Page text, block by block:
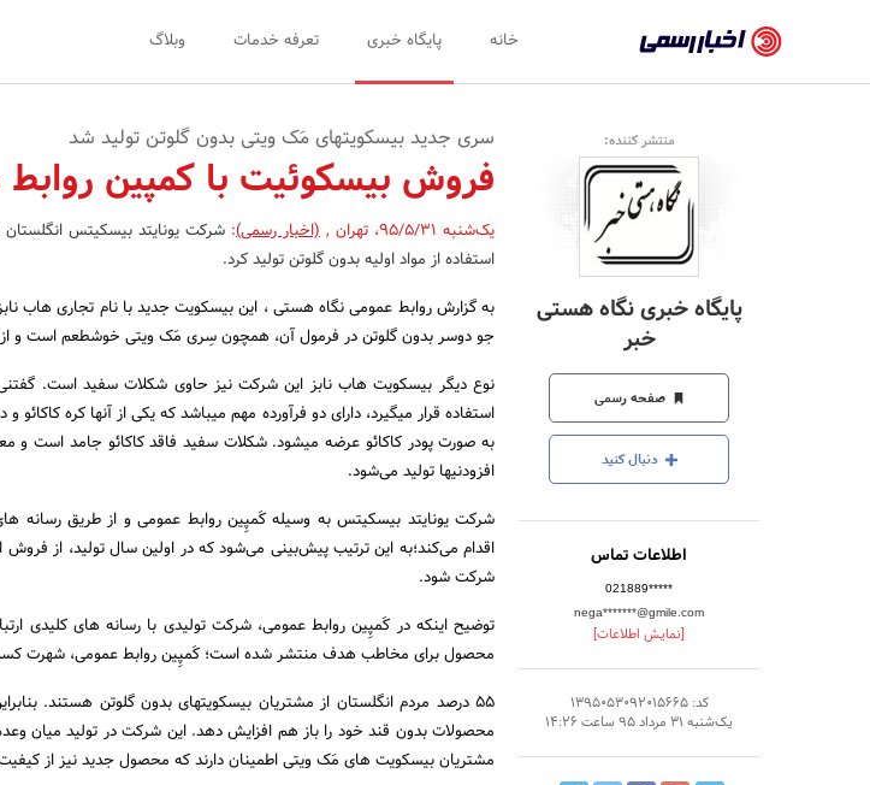
رسمی
-
اخبار
تایید
شده
شرکت‌ها،
سازمان‌ها
و
روابط
عمومی‌ها
خانه پایگاه خبری تعرفه خدمات وبلاگ
منتشر کننده:
پایگاه خبری نگاه هستی
خبر
صفحه رسمی
دنبال کنید
اطلاعات تماس
021889*****
nega*******@gmile.com
[نمایش اطلاعات]
کد: 1395053092015665
یک‌شنبه 31 مرداد 95 ساعت 14:26
سری جدید بیسکویت‏های مَک ویتی بدون گلوتن تولید شد
فروش بیسکوئیت با کمپین
یک‌شنبه 95/5/31 ، تهران , (اخبار رسمی): شرکت یونایتد بیسکیتس انگلستان
استفاده از مواد اولیه بدون گلوتن تولید کرد.
به گزارش روابط عمومی نگاه هستی ، این بیسکویت جدید با نام تجاری هاب‏
جو دوسر بدون گلوتن در فرمول آن، همچون سِری مَک ویتی خوش‏طعم است و از
نوع دیگر بیسکویت هاب‏ نابز این شرکت نیز حاوی شکلات سفید است. گفتنی
استفاده قرار می‏گیرد، دارای دو فرآورده مهم می‏باشد که یکی از آنها کره
به صورت پودر کاکائو عرضه می‏شود. شکلات سفید فاقد کاکائو جامد است و
افزودنی‏ها تولید می‌‏شود.
شرکت یونایتد بیسکیتس به وسیله کَمپِین روابط عمومی و از طریق
شرکت شود.
توضیح اینکه در کَمپِین روابط عمومی، شرکت تولیدی با رسانه ‏های کلیدی
محصول برای مخاطب هدف منتشر شده است؛ کَمپِین روابط عمومی، شهرت
55 درصد مردم انگلستان از مشتریان بیسکویت‏های بدون گلوتن هستند.
محصولات بدون قند خود را باز هم افزایش دهد. این شرکت در تولید میان‏
مشتریان بیسکویت‏ های مَک ویتی اطمینان دارند که محصول جدید نیز از